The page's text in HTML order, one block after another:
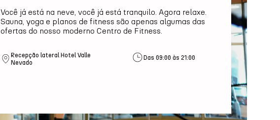
Você já está na neve, você já está tranquilo. Agora relaxe.
Sauna, yoga e planos de fitness são apenas algumas das
ofertas do nosso moderno Centro de Fitness.
Recepção lateral Hotel Valle
Nevado
Das 09:00 às 21:00